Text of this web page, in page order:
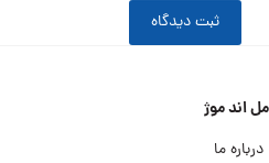
ثبت دیدگاه
مل اند موژ
درباره ما